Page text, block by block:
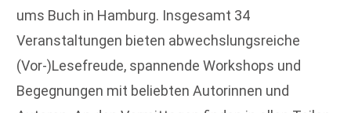
ums Buch in Hamburg. Insgesamt 34
Veranstaltungen bieten abwechslungsreiche
(Vor-)Lesefreude, spannende Workshops und
Begegnungen mit beliebten Autorinnen und